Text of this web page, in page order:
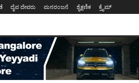
ದೈವ ದೇವರು ಮನರಂಜನೆ ಶೈಕ್ಷಣಿಕ ಕ್ರೈಮ್